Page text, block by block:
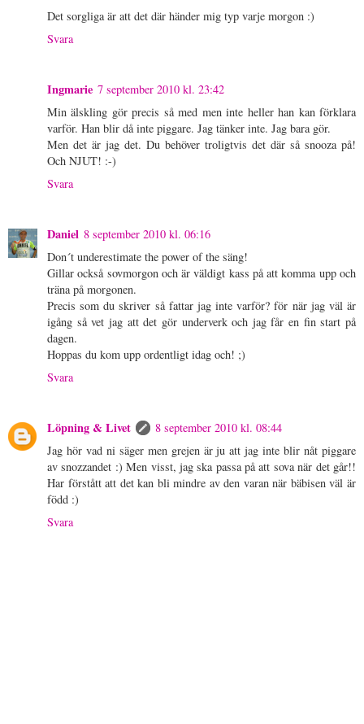
Det sorgliga är att det där händer mig typ varje morgon :)
Svara
Ingmarie 7 september 2010 kl. 23:42
Min älskling gör precis så med men inte heller han kan förklara
varför. Han blir då inte piggare. Jag tänker inte. Jag bara gör.
Men det är jag det. Du behöver troligtvis det där så snooza på!
Och NJUT! :-)
Svara
Daniel 8 september 2010 kl. 06:16
Don´t underestimate the power of the säng!
Gillar också sovmorgon och är väldigt kass på att komma upp och
träna på morgonen.
Precis som du skriver så fattar jag inte varför? för när jag väl är
igång så vet jag att det gör underverk och jag får en fin start på
dagen.
Hoppas du kom upp ordentligt idag och! ;)
Svara
Löpning & Livet
8 september 2010 kl. 08:44
Jag hör vad ni säger men grejen är ju att jag inte blir nåt piggare
av snozzandet :) Men visst, jag ska passa på att sova när det går!!
Har förstått att det kan bli mindre av den varan när bäbisen väl är
född :)
Svara